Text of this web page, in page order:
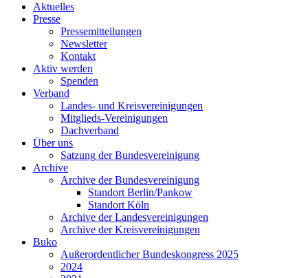
Aktuelles
Presse
Pressemitteilungen
Newsletter
Kontakt
Aktiv werden
Spenden
Verband
Landes- und Kreisvereinigungen
Mitglieds-Vereinigungen
Dachverband
Über uns
Satzung der Bundesvereinigung
Archive
Archive der Bundesvereinigung
Standort Berlin/Pankow
Standort Köln
Archive der Landesvereinigungen
Archive der Kreisvereinigungen
Buko
Außerordentlicher Bundeskongress 2025
2024